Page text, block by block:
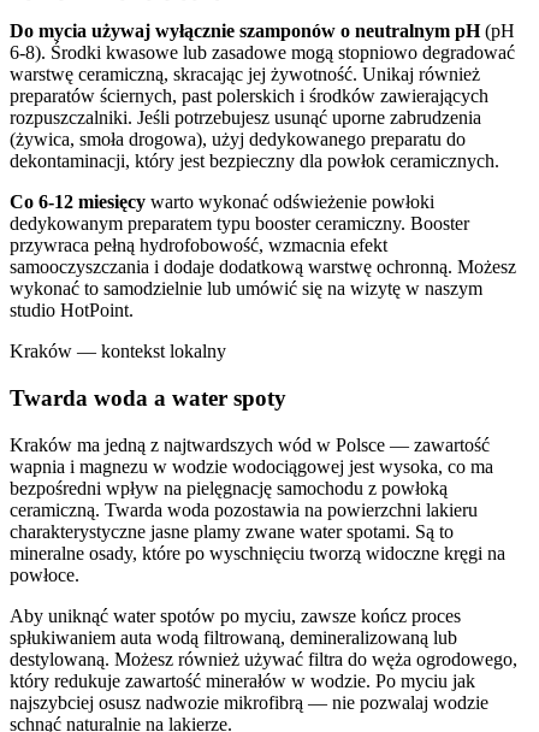
Do mycia używaj wyłącznie szamponów o neutralnym pH (pH
6-8). Środki kwasowe lub zasadowe mogą stopniowo degradować
warstwę ceramiczną, skracając jej żywotność. Unikaj również
preparatów ściernych, past polerskich i środków zawierających
rozpuszczalniki. Jeśli potrzebujesz usunąć uporne zabrudzenia
(żywica, smoła drogowa), użyj dedykowanego preparatu do
dekontaminacji, który jest bezpieczny dla powłok ceramicznych.
Co 6-12 miesięcy warto wykonać odświeżenie powłoki
dedykowanym preparatem typu booster ceramiczny. Booster
przywraca pełną hydrofobowość, wzmacnia efekt
samooczyszczania i dodaje dodatkową warstwę ochronną. Możesz
wykonać to samodzielnie lub umówić się na wizytę w naszym
studio HotPoint.
Kraków — kontekst lokalny
Twarda woda a water spoty
Kraków ma jedną z najtwardszych wód w Polsce — zawartość
wapnia i magnezu w wodzie wodociągowej jest wysoka, co ma
bezpośredni wpływ na pielęgnację samochodu z powłoką
ceramiczną. Twarda woda pozostawia na powierzchni lakieru
charakterystyczne jasne plamy zwane water spotami. Są to
mineralne osady, które po wyschnięciu tworzą widoczne kręgi na
powłoce.
Aby uniknąć water spotów po myciu, zawsze kończ proces
spłukiwaniem auta wodą filtrowaną, demineralizowaną lub
destylowaną. Możesz również używać filtra do węża ogrodowego,
który redukuje zawartość minerałów w wodzie. Po myciu jak
najszybciej osusz nadwozie mikrofibrą — nie pozwalaj wodzie
schnąć naturalnie na lakierze.